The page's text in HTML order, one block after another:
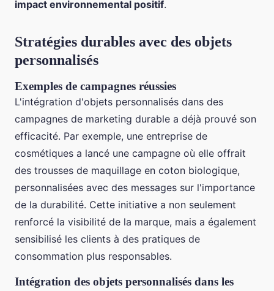
impact environnemental positif.
Stratégies durables avec des objets
personnalisés
Exemples de campagnes réussies
L'intégration d'objets personnalisés dans des
campagnes de marketing durable a déjà prouvé son
efficacité. Par exemple, une entreprise de
cosmétiques a lancé une campagne où elle offrait
des trousses de maquillage en coton biologique,
personnalisées avec des messages sur l'importance
de la durabilité. Cette initiative a non seulement
renforcé la visibilité de la marque, mais a également
sensibilisé les clients à des pratiques de
consommation plus responsables.
Intégration des objets personnalisés dans les